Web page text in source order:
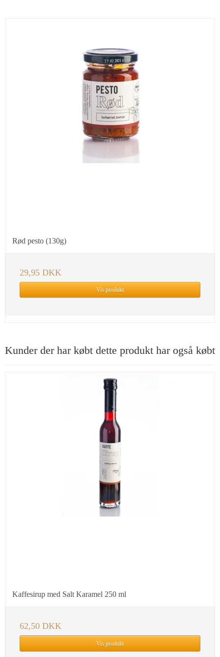
Rød pesto (130g)
29,95 DKK
Vis produkt
Kunder der har købt dette produkt har også købt
Kaffesirup med Salt Karamel 250 ml
62,50 DKK
Vis produkt